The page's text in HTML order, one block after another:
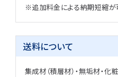
※追加料金による納期短縮が
送料について
集成材（積層材）・無垢材・化